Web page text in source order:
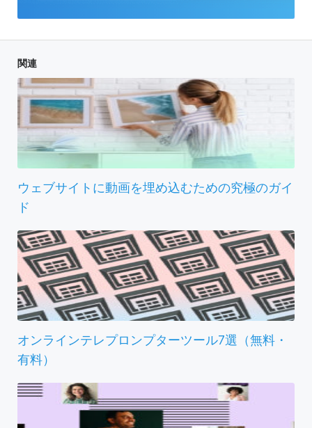
関連
ウェブサイトに動画を埋め込むための究極のガイ
ド
オンラインテレプロンプターツール7選（無料・
有料）